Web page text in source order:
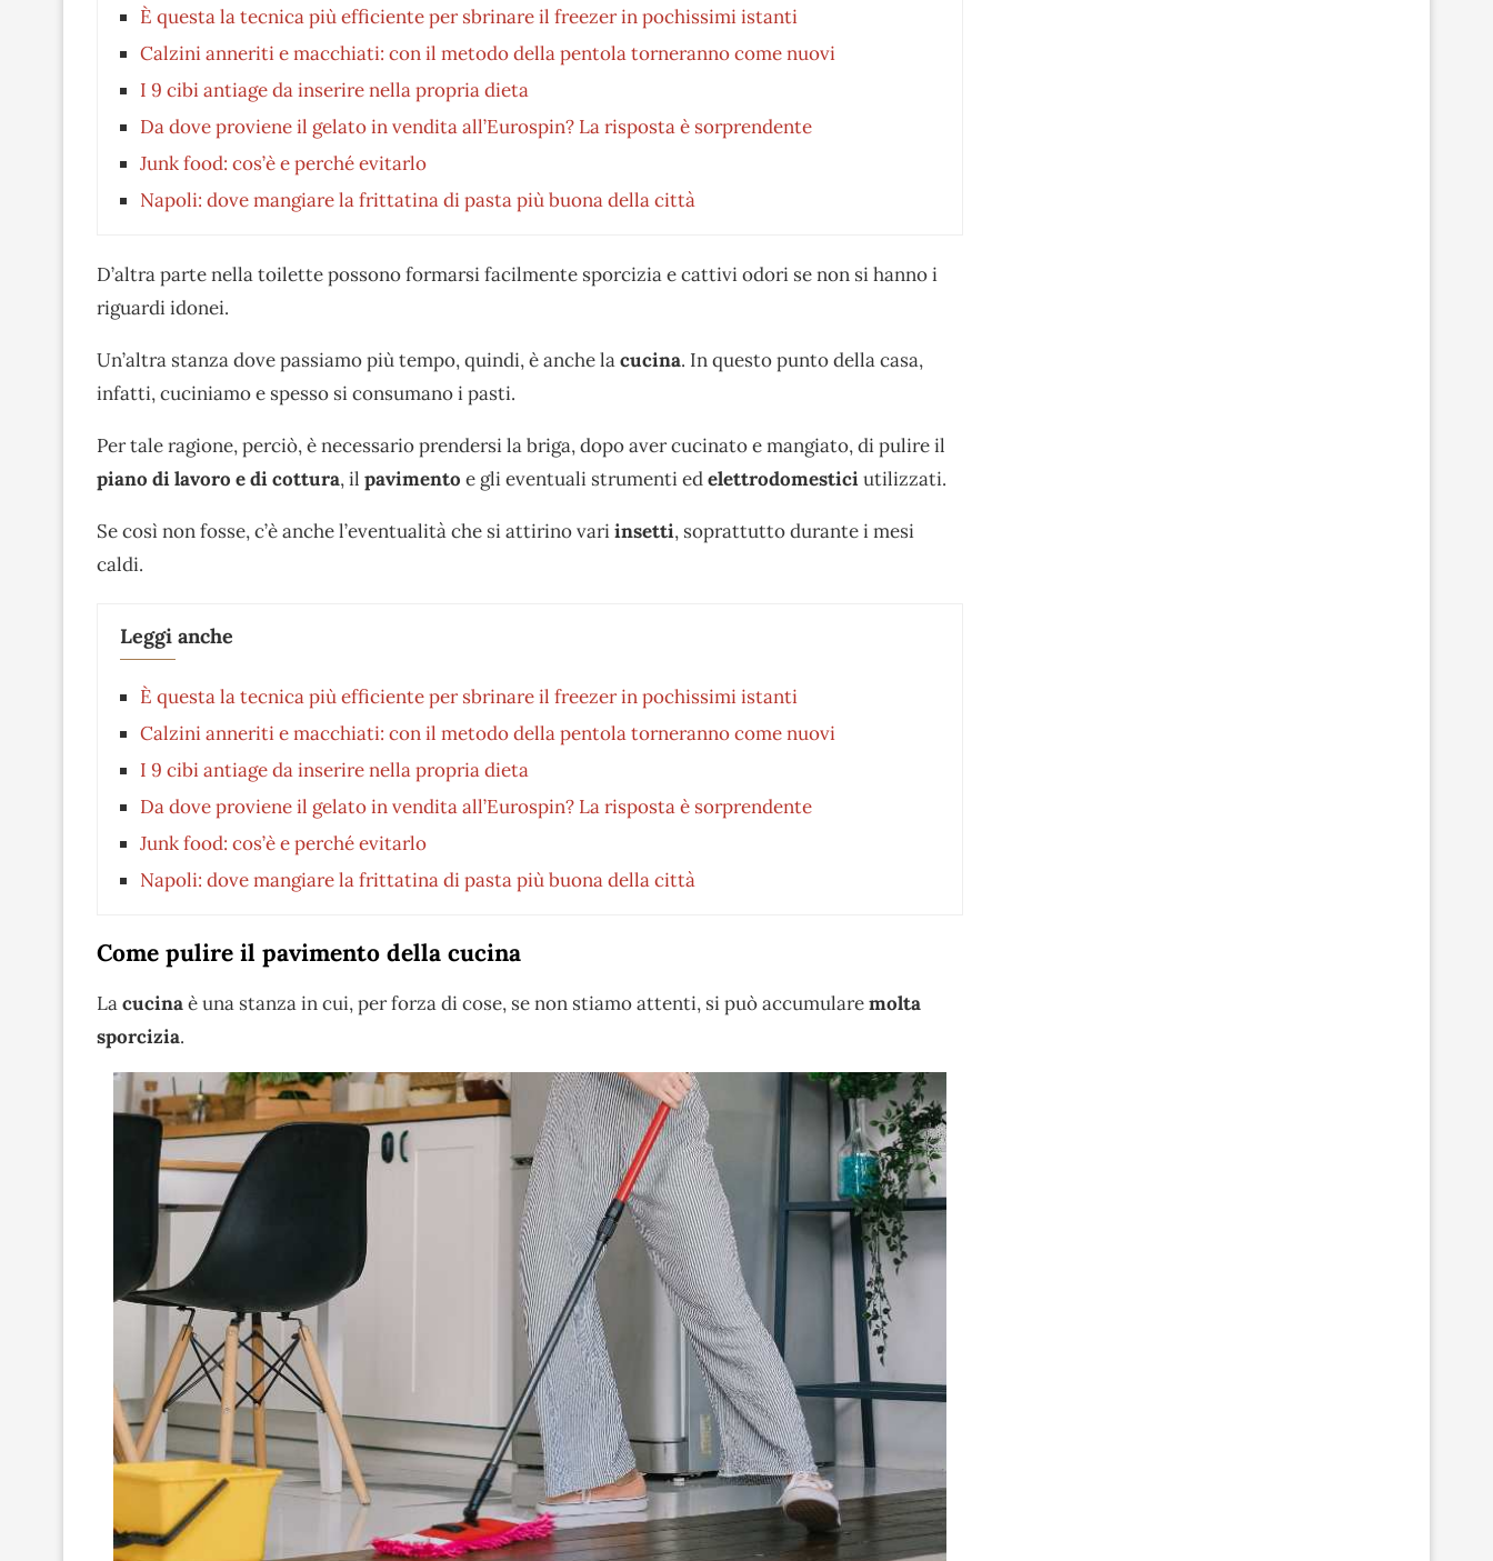
È questa la tecnica più efficiente per sbrinare il freezer in pochissimi istanti
Calzini anneriti e macchiati: con il metodo della pentola torneranno come nuovi
I 9 cibi antiage da inserire nella propria dieta
Da dove proviene il gelato in vendita all’Eurospin? La risposta è sorprendente
Junk food: cos’è e perché evitarlo
Napoli: dove mangiare la frittatina di pasta più buona della città
D’altra parte nella toilette possono formarsi facilmente sporcizia e cattivi odori se non si hanno i
riguardi idonei.
Un’altra stanza dove passiamo più tempo, quindi, è anche lacucina. In questo punto della casa,
infatti, cuciniamo e spesso si consumano i pasti.
Per tale ragione, perciò, è necessario prendersi la briga, dopo aver cucinato e mangiato, di pulire il
piano di lavoro e dicottura, il pavimento e gli eventuali strumenti edelettrodomesticiutilizzati.
Se così non fosse, c’è anche l’eventualità che si attirino variinsetti, soprattutto durante i mesi
caldi.
Leggi anche
È questa la tecnica più efficiente per sbrinare il freezer in pochissimi istanti
Calzini anneriti e macchiati: con il metodo della pentola torneranno come nuovi
I 9 cibi antiage da inserire nella propria dieta
Da dove proviene il gelato in vendita all’Eurospin? La risposta è sorprendente
Junk food: cos’è e perché evitarlo
Napoli: dove mangiare la frittatina di pasta più buona della città
Come pulire il pavimento della cucina
Lacucinaè una stanza in cui, per forza di cose, se non stiamo attenti, si può accumularemolta
sporcizia.